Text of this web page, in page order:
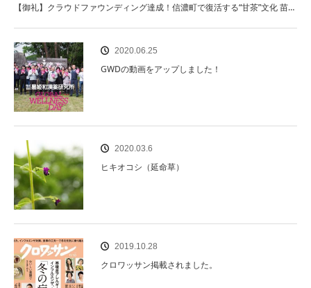
【御礼】クラウドファウンディング達成！信濃町で復活する“甘茶”文化 苗…
2020.06.25
GWDの動画をアップしました！
2020.03.6
ヒキオコシ（延命草）
2019.10.28
クロワッサン掲載されました。